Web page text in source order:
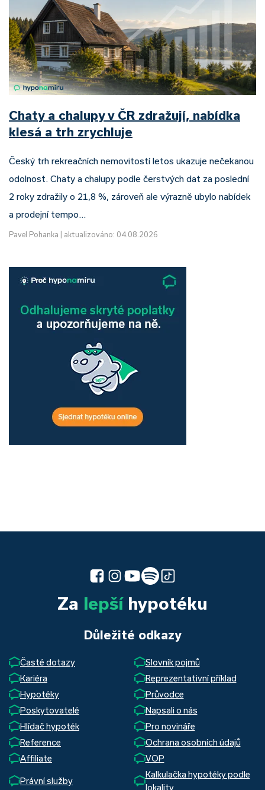
Chaty a chalupy v ČR zdražují, nabídka
klesá a trh zrychluje
Český trh rekreačních nemovitostí letos ukazuje nečekanou
odolnost. Chaty a chalupy podle čerstvých dat za poslední
2 roky zdražily o 21,8 %, zároveň ale výrazně ubylo nabídek
a prodejní tempo…
Pavel Pohanka aktualizováno: 04.08.2026
Za lepšíhypotéku
Důležité odkazy
Časté dotazy
Slovník pojmů
Kariéra
Reprezentativní příklad
Hypotéky
Průvodce
Poskytovatelé
Napsali o nás
Hlídač hypoték
Pro novináře
Reference
Ochrana osobních údajů
Affiliate
VOP
Právní služby
Kalkulačka hypotéky podle
lokality